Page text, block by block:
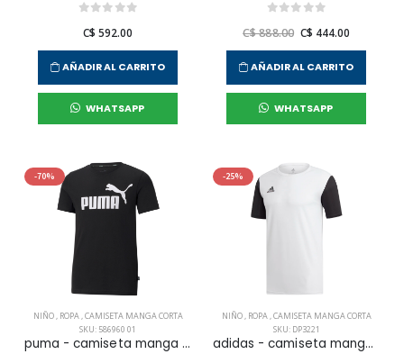
C$ 592.00
AÑADIR AL CARRITO
WHATSAPP
C$ 888.00 C$ 444.00
AÑADIR AL CARRITO
WHATSAPP
-70%
NIÑO, ROPA,CAMISETA MANGA CORTA
SKU: 586960 01
puma - camiseta manga corta ess logo tee para niño junior
-25%
NIÑO, ROPA,CAMISETA MANGA CORTA
SKU: DP3221
adidas - camiseta manga corta estro 19 jsyy b jr